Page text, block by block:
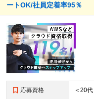
ートOK/社員定着率95％
応募資格